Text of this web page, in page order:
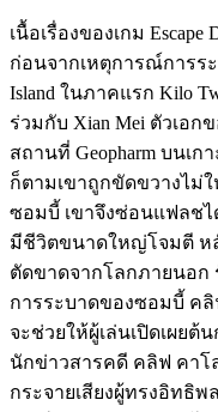
เนื้อเรื่องของเกม
ก่อนจากเหตุการณ์การระ
Island ในภาคแรก Kilo
ร่วมกับ Xian Mei ตัวเอก
สถานที่ Geopharm บนเก
ก็ตามเขาถูกขัดขวางไม่
ซอมบี้ เขาจึงซ่อนแฟลช
มีชีวิตขนาดใหญ่โจมตี ห
ตัดขาดจากโลกภายนอก
การระบาดของซอมบี้ คลิ
จะช่วยให้ผู้เล่นเปิดเผยต้
นักข่าวสารคดี คลิฟ คาโ
กระจายเสียงผู้ทรงอิทธิ